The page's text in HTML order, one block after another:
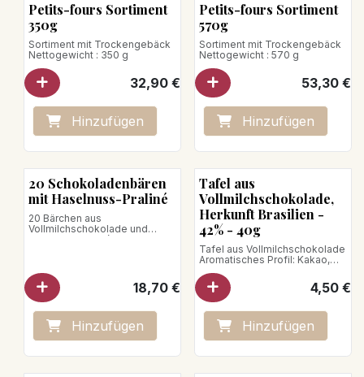
Petits-fours Sortiment
350g
Sortiment mit Trockengebäck
Nettogewicht : 350 g
32,90€
Hinzufügen
Petits-fours Sortiment
570g
Sortiment mit Trockengebäck
Nettogewicht : 570 g
53,30€
Hinzufügen
20 Schokoladenbären
mit Haselnuss-Praliné
20 Bärchen aus
Vollmilchschokolade und
Haselnusspraliné aus dem
18,70€
Hinzufügen
Tafel aus
Vollmilchschokolade,
Herkunft Brasilien -
42% - 40g
Tafel aus Vollmilchschokolade
Aromatisches Profil: Kakao,
Milch, Karamell, gerösteter
Keks, Vanille
Nettogewicht: 40 g
4,50€
Hinzufügen